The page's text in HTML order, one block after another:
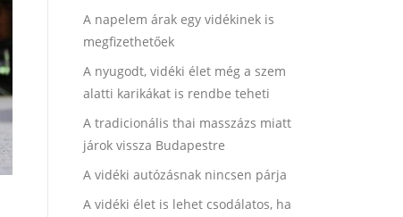
A napelem árak egy vidékinek is
megfizethetőek
A nyugodt, vidéki élet még a szem
alatti karikákat is rendbe teheti
A tradicionális thai masszázs miatt
járok vissza Budapestre
A vidéki autózásnak nincsen párja
A vidéki élet is lehet csodálatos, ha